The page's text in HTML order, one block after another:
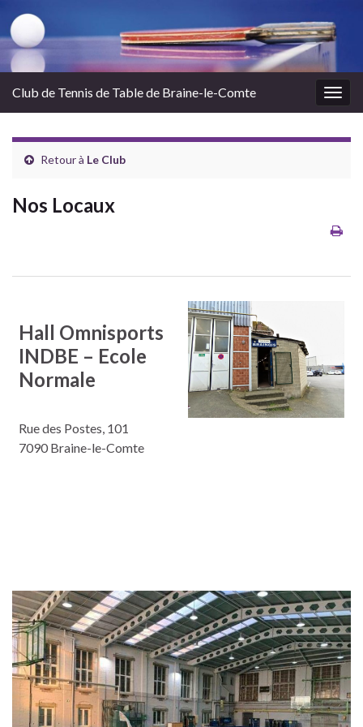
Club de Tennis de Table de Braine-le-Comte
Retour à Le Club
Nos Locaux
Hall Omnisports
INDBE – Ecole
Normale
Rue des Postes, 101
7090 Braine-le-Comte